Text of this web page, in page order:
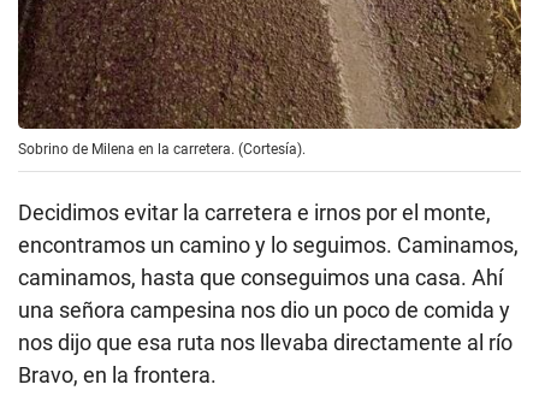
Sobrino de Milena en la carretera. (Cortesía).
Decidimos evitar la carretera e irnos por el monte,
encontramos un camino y lo seguimos. Caminamos,
caminamos, hasta que conseguimos una casa. Ahí
una señora campesina nos dio un poco de comida y
nos dijo que esa ruta nos llevaba directamente al río
Bravo, en la frontera.